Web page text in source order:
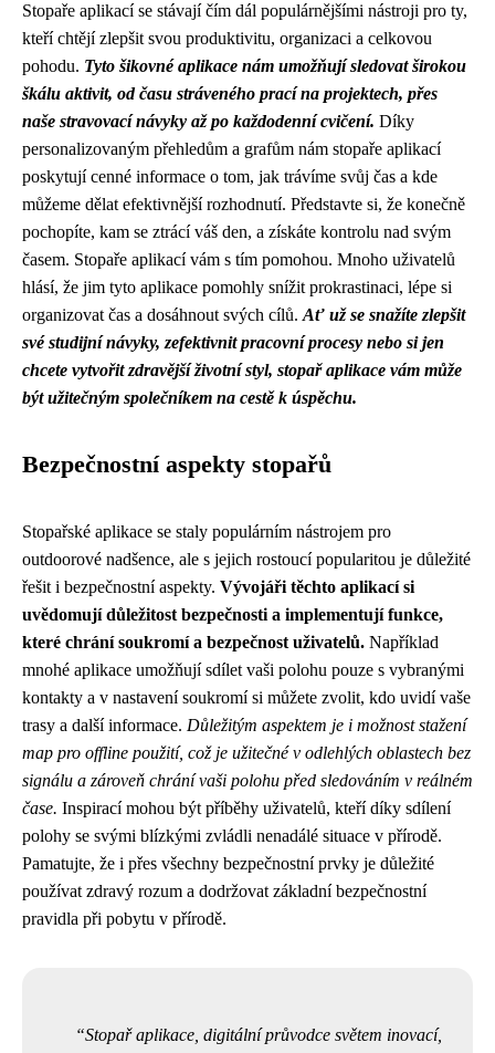
Stopaře aplikací se stávají čím dál populárnějšími nástroji pro ty,
kteří chtějí zlepšit svou produktivitu, organizaci a celkovou
pohodu. Tyto šikovné aplikace nám umožňují sledovat širokou
škálu aktivit, od času stráveného prací na projektech, přes
naše stravovací návyky až po každodenní cvičení. Díky
personalizovaným přehledům a grafům nám stopaře aplikací
poskytují cenné informace o tom, jak trávíme svůj čas a kde
můžeme dělat efektivnější rozhodnutí. Představte si, že konečně
pochopíte, kam se ztrácí váš den, a získáte kontrolu nad svým
časem. Stopaře aplikací vám s tím pomohou. Mnoho uživatelů
hlásí, že jim tyto aplikace pomohly snížit prokrastinaci, lépe si
organizovat čas a dosáhnout svých cílů. Ať už se snažíte zlepšit
své studijní návyky, zefektivnit pracovní procesy nebo si jen
chcete vytvořit zdravější životní styl, stopař aplikace vám může
být užitečným společníkem na cestě k úspěchu.
Bezpečnostní aspekty stopařů
Stopařské aplikace se staly populárním nástrojem pro
outdoorové nadšence, ale s jejich rostoucí popularitou je důležité
řešit i bezpečnostní aspekty. Vývojáři těchto aplikací si
uvědomují důležitost bezpečnosti a implementují funkce,
které chrání soukromí a bezpečnost uživatelů. Například
mnohé aplikace umožňují sdílet vaši polohu pouze s vybranými
kontakty a v nastavení soukromí si můžete zvolit, kdo uvidí vaše
trasy a další informace. Důležitým aspektem je i možnost stažení
map pro offline použití, což je užitečné v odlehlých oblastech bez
signálu a zároveň chrání vaši polohu před sledováním v reálném
čase. Inspirací mohou být příběhy uživatelů, kteří díky sdílení
polohy se svými blízkými zvládli nenadálé situace v přírodě.
Pamatujte, že i přes všechny bezpečnostní prvky je důležité
používat zdravý rozum a dodržovat základní bezpečnostní
pravidla při pobytu v přírodě.
Stopař aplikace, digitální průvodce světem inovací,